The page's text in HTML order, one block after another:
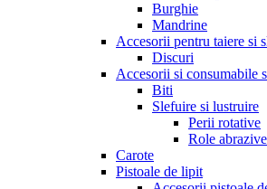
Burghie
Mandrine
Accesorii pentru taiere si
Discuri
Accesorii si consumabile
Biti
Slefuire si lustruire
Perii rotative
Role abrazive
Carote
Pistoale de lipit